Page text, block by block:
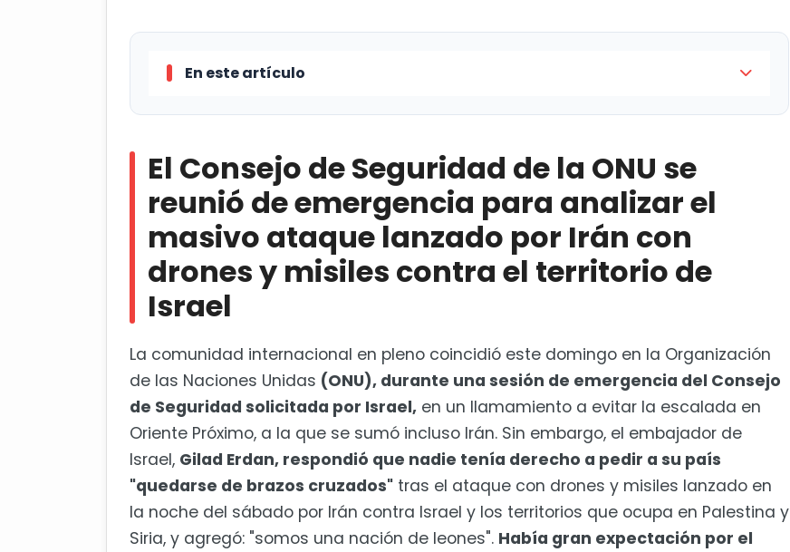
En este artículo
El papel de Estados Unidos
Por una desescalada
Biden subraya que el apoyo de EUA a Israel frente a Irán es «férreo»
El Consejo de Seguridad de la ONU se
reunió de emergencia para analizar el
masivo ataque lanzado por Irán con
drones y misiles contra el territorio de
Israel
La comunidad internacional en pleno coincidió este domingo en la Organización
de las Naciones Unidas (ONU), durante una sesión de emergencia del Consejo
de Seguridad solicitada por Israel, en un llamamiento a evitar la escalada en
Oriente Próximo, a la que se sumó incluso Irán. Sin embargo, el embajador de
Israel, Gilad Erdan, respondió que nadie tenía derecho a pedir a su país
"quedarse de brazos cruzados" tras el ataque con drones y misiles lanzado en
la noche del sábado por Irán contra Israel y los territorios que ocupa en Palestina y
Siria, y agregó: "somos una nación de leones". Había gran expectación por el